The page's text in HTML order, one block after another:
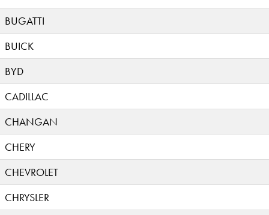
BUGATTI
BUICK
BYD
CADILLAC
CHANGAN
CHERY
CHEVROLET
CHRYSLER